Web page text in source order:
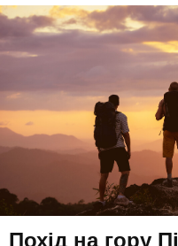
Похід на гору